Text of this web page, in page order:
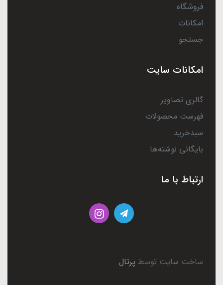
فروشگاه
امکانات
جستجو
امکانات سایت
گالری تصاویر
فهرست محصولات
سبدخرید
بایگانی نوشته‌ها
ارتباط با ما
ساخت سایت توسط پرتال